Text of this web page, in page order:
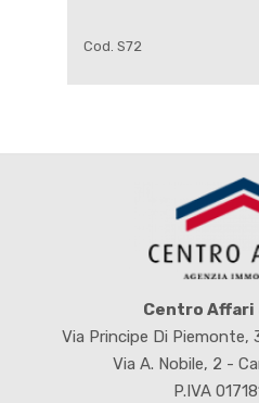
Cod. S72
Centro Affari
Via Principe Di Piemonte,
Via A. Nobile, 2 -
P.IVA